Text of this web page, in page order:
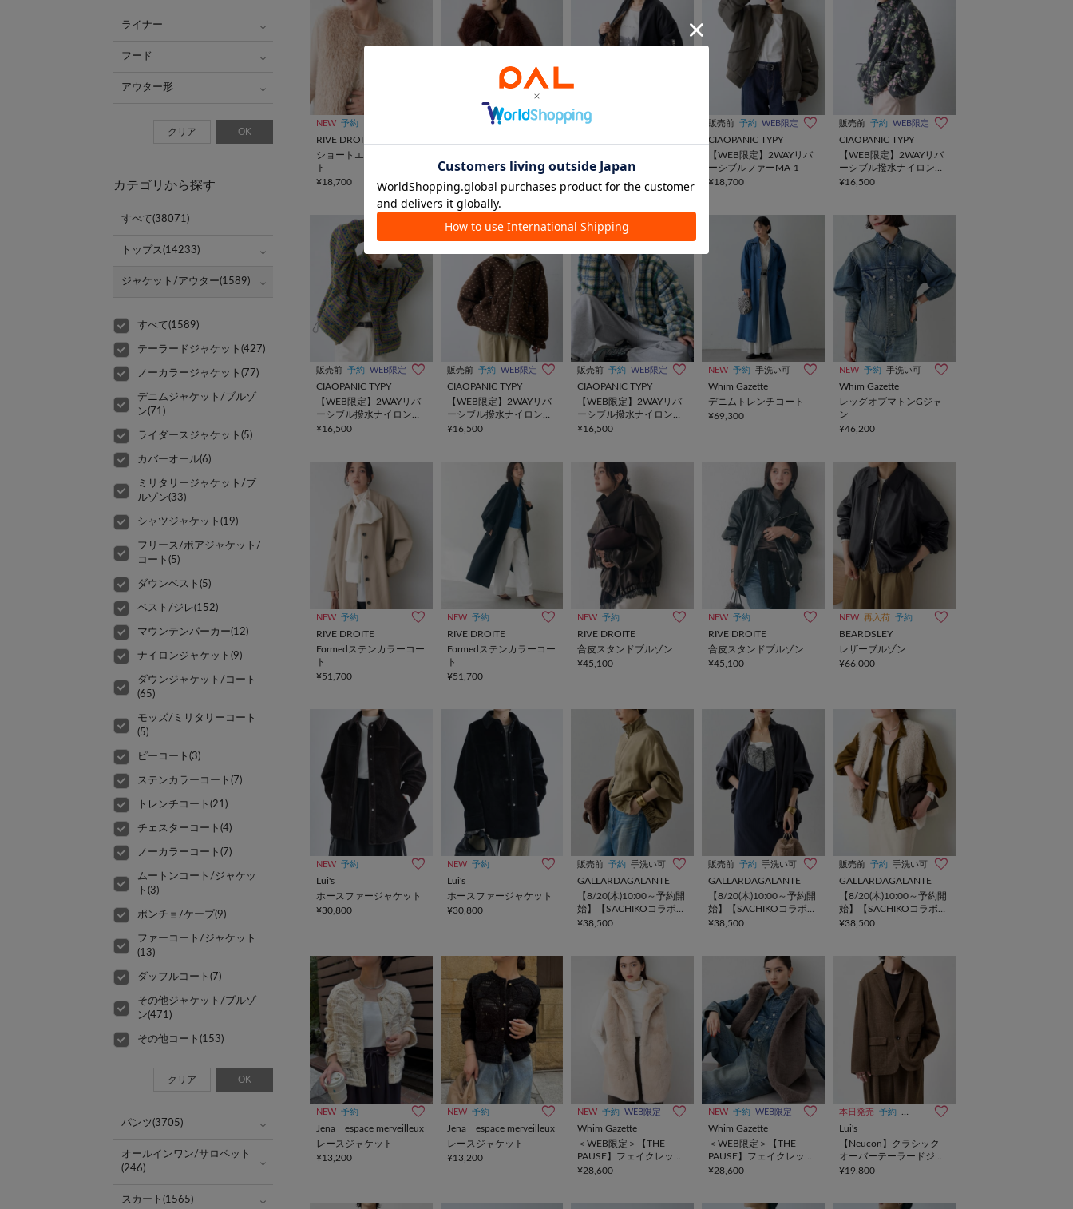
NEW 予約
RIVE DROITE
ショートエコファーベス
ト
¥18,700
予約 WEB限定
ーシブルファーMA-1
¥18,700
販売前
ーシブルファーMA-1
¥18,700
販売前 予約 WEB限定
CIAOPANIC TYPY
【WEB限定】2WAYリバ
ーシブルファーMA-1
¥18,700
販売前 予約 WEB限定
CIAOPANIC TYPY
【WEB限定】2WAYリバ
ーシブル撥水ナイロンボ
アブルゾン
¥16,500
販売前 予約 WEB限定
CIAOPANIC TYPY
【WEB限定】2WAYリバ
ーシブル撥水ナイロンボ
アブルゾン
¥16,500
販売前 予約 WEB限定
CIAOPANIC TYPY
【WEB限定】2WAYリバ
ーシブル撥水ナイロンボ
アブルゾン
¥16,500
販売前 予約 WEB限定
CIAOPANIC TYPY
【WEB限定】2WAYリバ
ーシブル撥水ナイロンボ
アブルゾン
¥16,500
NEW 予約 手洗い可
Whim Gazette
デニムトレンチコート
¥69,300
NEW 予約 手洗い可
Whim Gazette
レッグオブマトンGジャ
ン
¥46,200
NEW 予約
RIVE DROITE
Formedステンカラーコー
ト
¥51,700
NEW 予約
RIVE DROITE
Formedステンカラーコー
ト
¥51,700
NEW 予約
RIVE DROITE
合皮スタンドブルゾン
¥45,100
NEW 予約
RIVE DROITE
合皮スタンドブルゾン
¥45,100
NEW 再入荷 予約
BEARDSLEY
レザーブルゾン
¥66,000
NEW 予約
Lui's
ホースファージャケット
¥30,800
NEW 予約
Lui's
ホースファージャケット
¥30,800
販売前 予約 手洗い可
GALLARDAGALANTE
【8/20(木)10:00～予約開
始】【SACHIKOコラボ】
キュプラジップブルゾン
¥38,500
販売前 予約 手洗い可
GALLARDAGALANTE
【8/20(木)10:00～予約開
始】【SACHIKOコラボ】
キュプラジップブルゾン
¥38,500
販売前 予約 手洗い可
GALLARDAGALANTE
【8/20(木)10:00～予約開
始】【SACHIKOコラボ】
キュプラジップブルゾン
¥38,500
NEW 予約
Jena espace merveilleux
レースジャケット
¥13,200
NEW 予約
Jena espace merveilleux
レースジャケット
¥13,200
NEW 予約 WEB限定
Whim Gazette
＜WEB限定＞【THE
PAUSE】フェイクレッキ
スフードジレ
¥28,600
NEW 予約 WEB限定
Whim Gazette
＜WEB限定＞【THE
PAUSE】フェイクレッキ
スフードジレ
¥28,600
本日発売 予約 WEB限定
Lui's
【Neucon】クラシック
オーバーテーラードジャ
ケット / セットアップ対
¥19,800
ライナー
フード
アウター形
クリア OK
カテゴリから探す
すべて(38071)
トップス(14233)
ジャケット/アウター(1589)
すべて(1589)
テーラードジャケット(427)
ノーカラージャケット(77)
デニムジャケット/ブルゾ
ン(71)
ライダースジャケット(5)
カバーオール(6)
ミリタリージャケット/ブ
ルゾン(33)
シャツジャケット(19)
フリース/ボアジャケット/
コート(5)
ダウンベスト(5)
ベスト/ジレ(152)
マウンテンパーカー(12)
ナイロンジャケット(9)
ダウンジャケット/コート
(65)
モッズ/ミリタリーコート
(5)
ピーコート(3)
ステンカラーコート(7)
トレンチコート(21)
チェスターコート(4)
ノーカラーコート(7)
ムートンコート/ジャケッ
ト(3)
ポンチョ/ケープ(9)
ファーコート/ジャケット
(13)
ダッフルコート(7)
その他ジャケット/ブルゾ
ン(471)
その他コート(153)
クリア OK
パンツ(3705)
オールインワン/サロペット
(246)
スカート(1565)